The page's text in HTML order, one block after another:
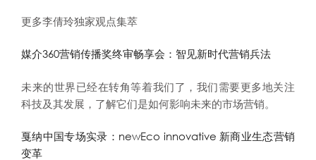
更多李倩玲独家观点集萃
媒介360营销传播奖终审畅享会：智见新时代营销兵法
未来的世界已经在转角等着我们了，我们需要更多地关注
科技及其发展，了解它们是如何影响未来的市场营销。
戛纳中国专场实录：newEco innovative 新商业生态营销
变革